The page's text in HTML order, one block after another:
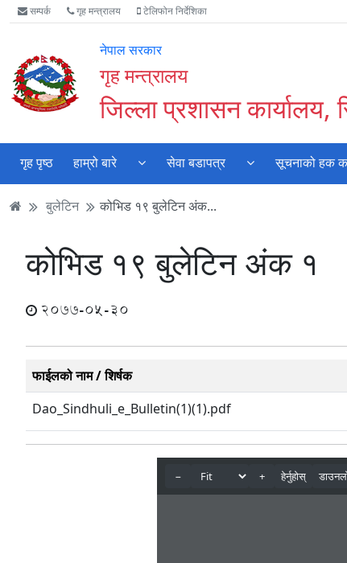
Accessibility
Mode
गर्नुहोस्
मुख्य
सामाग्री
मुख्य
नेभिगेसन
वेबसाइट
खोजमा
सम्पर्क गृह मन्त्रालय टेलिफोन निर्देशिका
नेपाल सरकार
गृह मन्त्रालय
जिल्ला प्रशासन कार्यालय,
गृह पृष्ठ हाम्रो बारे सेवा बडापत्र सूचनाको हक
बुलेटिन कोभिड १९ बुलेटिन अंक...
कोभिड १९ बुलेटिन अंक १
2077-05-30
फाईलको नाम / शिर्षक
Dao_Sindhuli_e_Bulletin(1)(1).pdf